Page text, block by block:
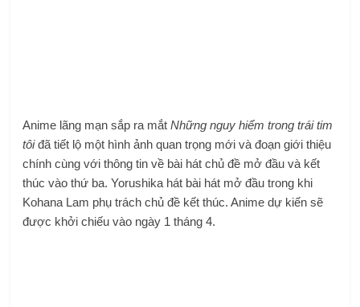
Anime lãng mạn sắp ra mắtNhững nguy hiểm trong trái tim
tôiđã tiết lộ một hình ảnh quan trọng mới và đoạn giới thiệu
chính cùng với thông tin về bài hát chủ đề mở đầu và kết
thúc vào thứ ba. Yorushika hát bài hát mở đầu trong khi
Kohana Lam phụ trách chủ đề kết thúc. Anime dự kiến ​​sẽ
được khởi chiếu vào ngày 1 tháng 4.